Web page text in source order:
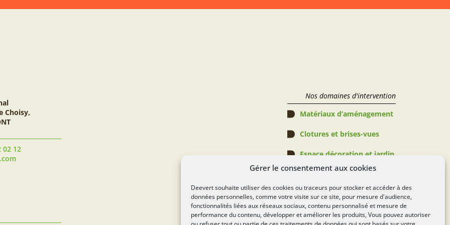
Gérer le consentement aux cookies
Deevert souhaite utiliser des cookies ou traceurs pour stocker et accéder à des
données personnelles, comme votre visite sur ce site, pour mesure d'audience,
fonctionnalités liées aux réseaux sociaux, contenu personnalisé et mesure de
performance du contenu, développer et améliorer les produits, Vous pouvez autoriser
Choisy,
02 12
Nos domaines d'intervention
Matériaux d’aménagement
Clotures et brises-vues
Espace décoration et jardin
Piscines
Espace verts
Règlement Concours